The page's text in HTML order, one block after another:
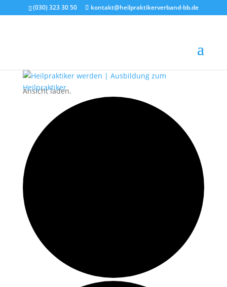
(030) 323 30 50 kontakt@heilpraktikerverband-bb.de
Ansicht laden.